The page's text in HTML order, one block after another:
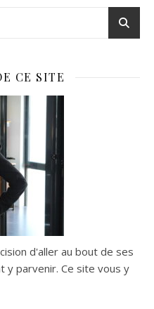
CE SITE
d'aller au bout de ses
y parvenir. Ce site vous y